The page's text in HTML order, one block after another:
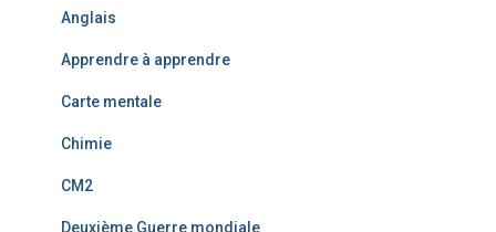
Anglais
Apprendre à apprendre
Carte mentale
Chimie
CM2
Deuxième Guerre mondiale